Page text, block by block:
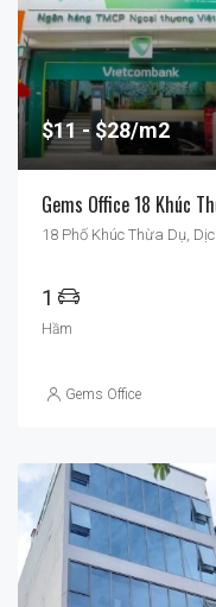
$11 $28/m2
Gems Office 18 Khúc
18 Phố Khúc Thừa Dụ,
1
Hầm
Gems Office